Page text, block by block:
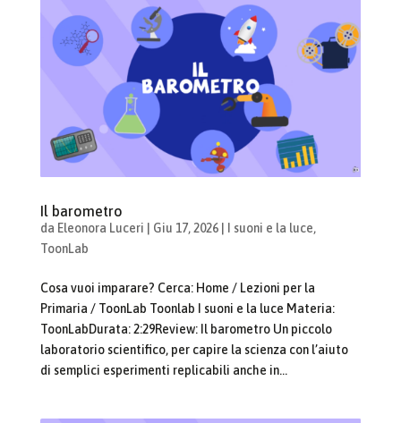
Il barometro
da Eleonora Luceri Giu 17, 2026| I suoni e la luce,
ToonLab
Cosa vuoi imparare? Cerca: Home / Lezioni per la
Primaria / ToonLab Toonlab I suoni e la luce Materia:
ToonLabDurata: 2:29Review: Il barometro Un piccolo
laboratorio scientifico, per capire la scienza con l’aiuto
di semplici esperimenti replicabili anche in...